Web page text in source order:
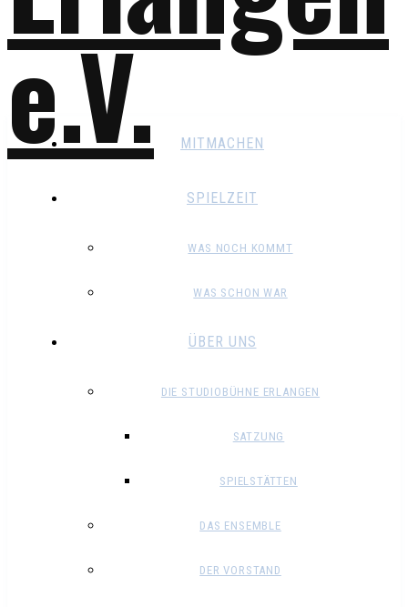
MITMACHEN
SPIELZEIT
WAS NOCH KOMMT
WAS SCHON WAR
ÜBER UNS
DIE STUDIOBÜHNE ERLANGEN
SATZUNG
SPIELSTÄTTEN
DAS ENSEMBLE
DER VORSTAND